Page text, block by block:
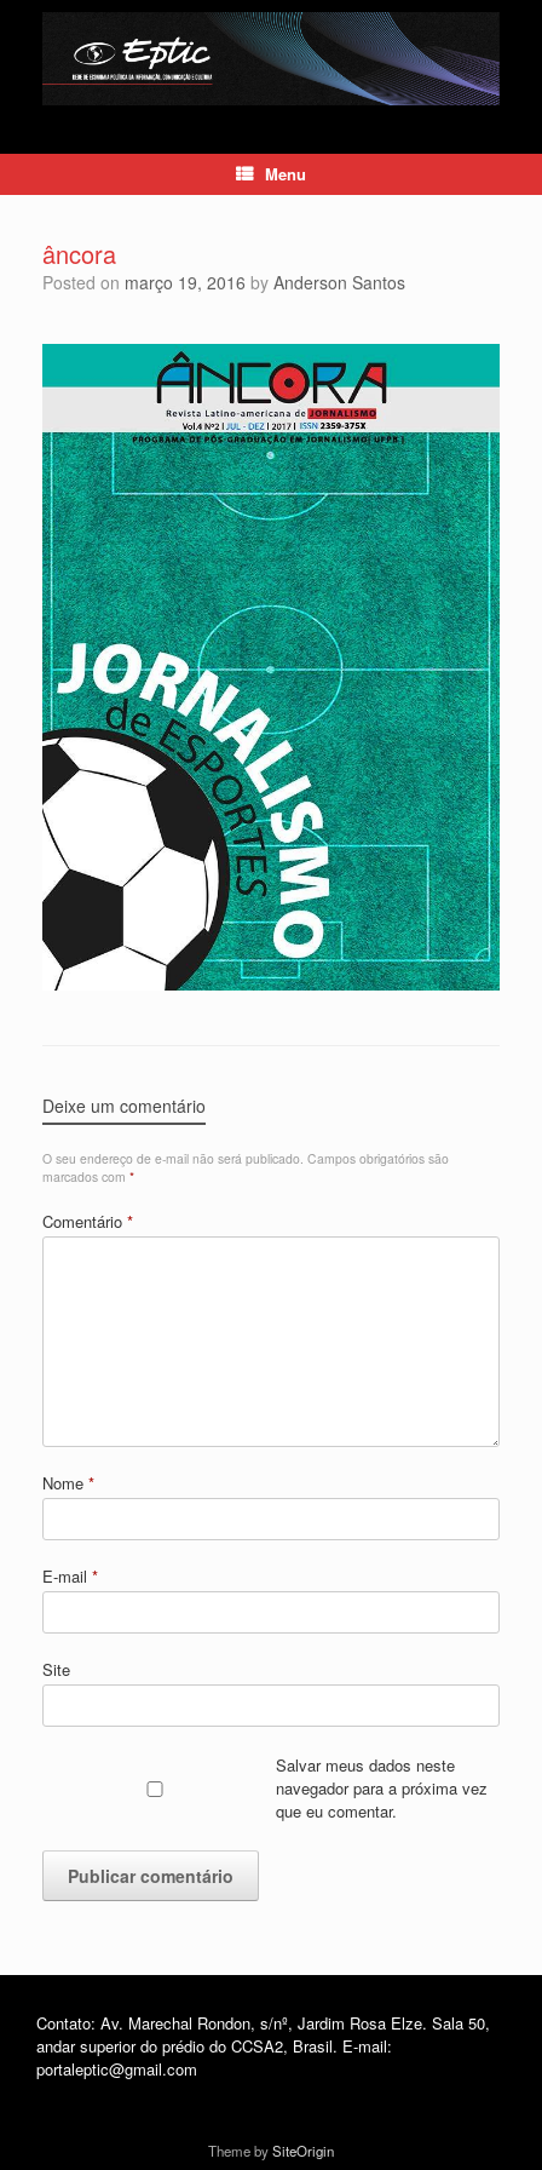
Menu
âncora
Posted on março 19, 2016 by Anderson Santos
Deixe um comentário
O seu endereço de e-mail não será publicado. Campos obrigatórios são
marcados com *
Comentário *
Nome *
E-mail *
Site
Salvar meus dados neste
navegador para a próxima vez
que eu comentar.
Contato: Av. Marechal Rondon, s/nº, Jardim Rosa Elze. Sala 50,
andar superior do prédio do CCSA2, Brasil. E-mail:
portaleptic@gmail.com
Theme bySiteOrigin